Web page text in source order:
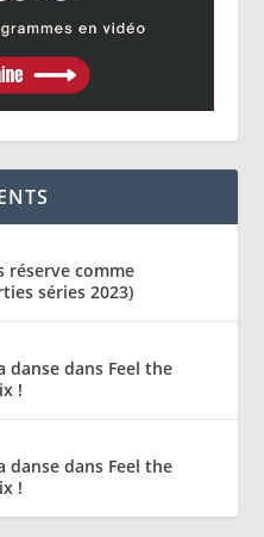
réserve comme
séries 2023)
danse dans Feel the
!
danse dans Feel the
!